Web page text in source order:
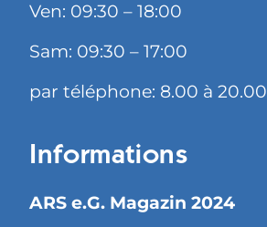
Ven: 09:30 – 18:00
Sam: 09:30 – 17:00
par téléphone: 8.00 à 20.00
Informations
ARS e.G. Magazin 2024